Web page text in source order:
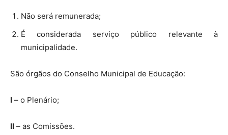
Não será remunerada;
É considerada serviço público relevante à
municipalidade.
São órgãos do Conselho Municipal de Educação:
I – o Plenário;
II – as Comissões.